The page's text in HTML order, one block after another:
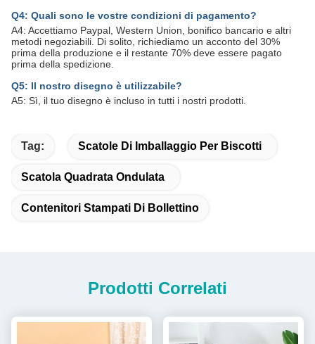
Q4: Quali sono le vostre condizioni di pagamento?
A4: Accettiamo Paypal, Western Union, bonifico bancario e altri
metodi negoziabili. Di solito, richiediamo un acconto del 30%
prima della produzione e il restante 70% deve essere pagato
prima della spedizione.
Q5: Il nostro disegno è utilizzabile?
A5: Sì, il tuo disegno è incluso in tutti i nostri prodotti.
Tag: Scatole Di Imballaggio Per Biscotti
Scatola Quadrata Ondulata
Contenitori Stampati Di Bollettino
Prodotti Correlati